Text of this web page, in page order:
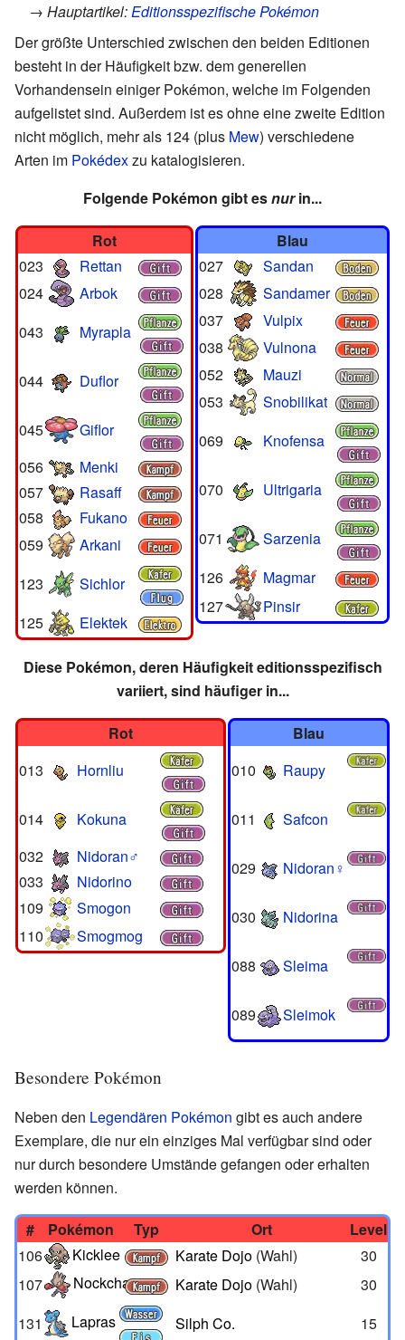
→ Hauptartikel:Editionsspezifische Pokémon
Der größte Unterschied zwischen den beiden Editionen
besteht in der Häufigkeit bzw. dem generellen
Vorhandensein einiger Pokémon, welche im Folgenden
aufgelistet sind. Außerdem ist es ohne eine zweite Edition
nicht möglich, mehr als 124 (plus Mew) verschiedene
Arten im Pokédexzu katalogisieren.
Folgende Pokémon gibt esnurin...
Rot
023
Rettan
024
Arbok
043
Myrapla
044 Duflor
045
Giflor
056
Menki
057
Rasaff
058
Fukano
059
Arkani
123
Sichlor
125
Elektek
Blau
027
Sandan
028
Sandamer
037
Vulpix
038
Vulnona
052
Mauzi
053
Snobilikat
069
Knofensa
070 Ultrigaria
071
Sarzenia
126
Magmar
127
Pinsir
Diese Pokémon, deren Häufigkeit editionsspezifisch
variiert, sind häufiger in...
Rot
013
Hornliu
014
Kokuna
032
Nidoran♂
033
Nidorino
109
Smogon
110
Smogmog
Blau
010
Raupy
011 Safcon
029 Nidoran♀
030 Nidorina
088 Sleima
089 Sleimok
Besondere Pokémon
Neben den Legendären Pokémon gibt es auch andere
Exemplare, die nur ein einziges Mal verfügbar sind oder
nur durch besondere Umstände gefangen oder erhalten
werden können.
#
Pokémon Typ Ort
Level
106
Kicklee Karate Dojo (Wahl)
30
107
Nockchan Karate Dojo (Wahl)
30
131
Lapras Silph Co. 15